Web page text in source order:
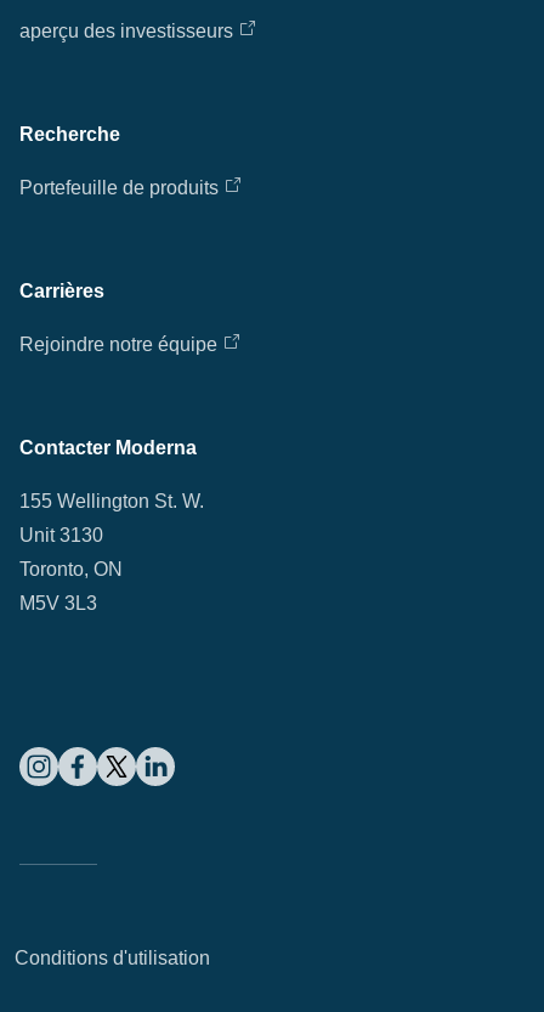
aperçu des investisseurs
Recherche
Portefeuille de produits
Carrières
Rejoindre notre équipe
Contacter Moderna
155 Wellington St. W.
Unit 3130
Toronto, ON
M5V 3L3
Conditions d'utilisation